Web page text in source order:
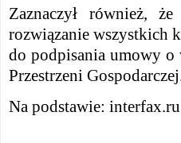
Zaznaczył również,
rozwiązanie wszystkich
do podpisania umowy
Przestrzeni
Na podstawie: interfax.ru